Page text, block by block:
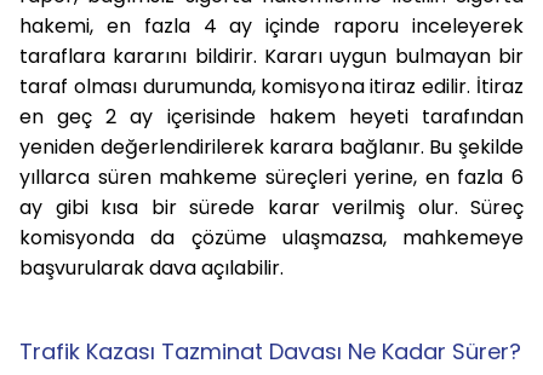
hakemi, en fazla 4 ay içinde raporu inceleyerek
taraflara kararını bildirir. Kararı uygun bulmayan bir
taraf olması durumunda, komisyona itiraz edilir. İtiraz
en geç 2 ay içerisinde hakem heyeti tarafından
yeniden değerlendirilerek karara bağlanır. Bu şekilde
yıllarca süren mahkeme süreçleri yerine, en fazla 6
ay gibi kısa bir sürede karar verilmiş olur. Süreç
komisyonda da çözüme ulaşmazsa, mahkemeye
başvurularak dava açılabilir.
Trafik Kazası Tazminat Davası Ne Kadar Sürer?